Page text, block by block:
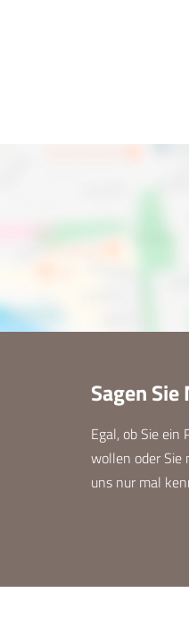
Sagen Sie
Egal, ob Sie ein
wollen oder Sie
uns nur mal